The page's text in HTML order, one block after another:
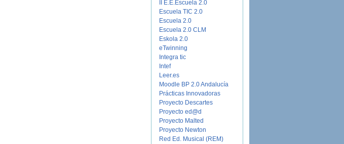
II E.E.Escuela 2.0
Escuela TIC 2.0
Escuela 2.0
Escuela 2.0 CLM
Eskola 2.0
eTwinning
Integra tic
Intef
Leer.es
Moodle BP 2.0 Andalucía
Prácticas Innovadoras
Proyecto Descartes
Proyecto ed@d
Proyecto Malted
Proyecto Newton
Red Ed. Musical (REM)